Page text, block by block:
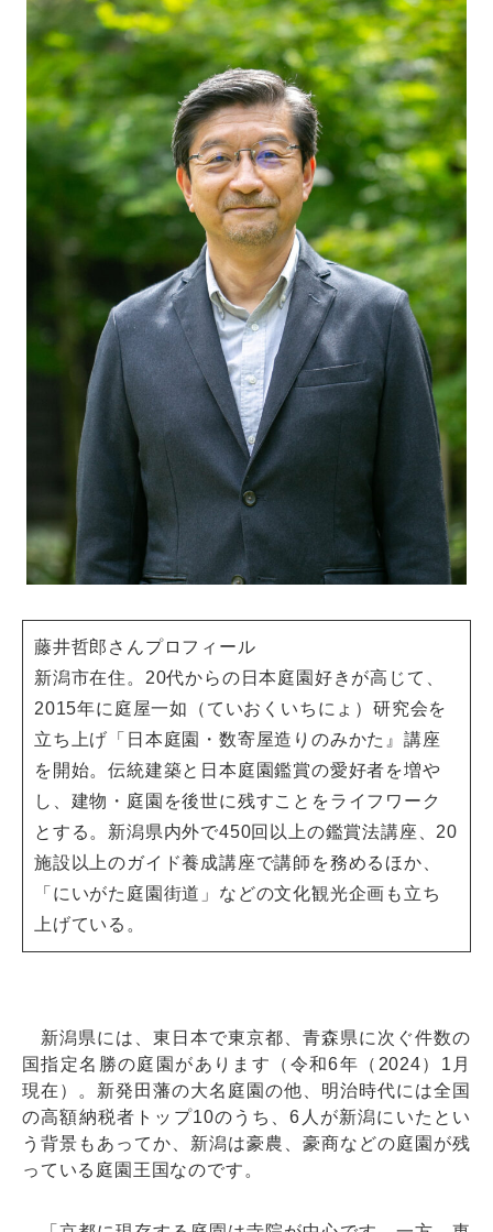
藤井哲郎さんプロフィール
新潟市在住。20代からの日本庭園好きが高じて、
2015年に庭屋一如（ていおくいちにょ）研究会を
立ち上げ「日本庭園・数寄屋造りのみかた』講座
を開始。伝統建築と日本庭園鑑賞の愛好者を増や
し、建物・庭園を後世に残すことをライフワーク
とする。新潟県内外で450回以上の鑑賞法講座、20
施設以上のガイド養成講座で講師を務めるほか、
「にいがた庭園街道」などの文化観光企画も立ち
上げている。
新潟県には、東日本で東京都、青森県に次ぐ件数の
国指定名勝の庭園があります（令和6年（2024）1月
現在）。新発田藩の大名庭園の他、明治時代には全国
の高額納税者トップ10のうち、6人が新潟にいたとい
う背景もあってか、新潟は豪農、豪商などの庭園が残
っている庭園王国なのです。